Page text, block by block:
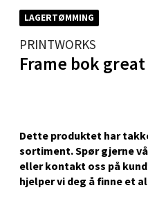
LAGERTØMMING
PRINTWORKS
Frame bok
Dette produktet har
sortiment. Spør gjerne
eller kontakt oss på
hjelper vi deg å ﬁnne et
Karmsund -
Austbøvegen 16, 5542
Åpent i dag 10-20
Stavanger og